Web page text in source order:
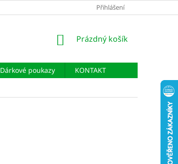
PODMÍNKY OCHRANY OSOBNÍCH ÚDAJŮ
Přihlášení
NÁKUPNÍ
Prázdný košík
Dárkové poukazy
KONTAKT